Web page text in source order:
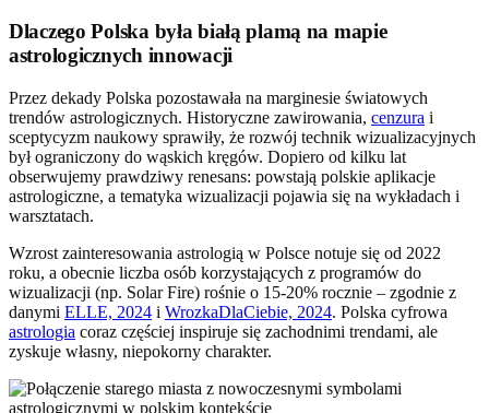
Dlaczego Polska była białą plamą na mapie
astrologicznych innowacji
Przez dekady Polska pozostawała na marginesie światowych
trendów astrologicznych. Historyczne zawirowania, cenzura i
sceptycyzm naukowy sprawiły, że rozwój technik wizualizacyjnych
był ograniczony do wąskich kręgów. Dopiero od kilku lat
obserwujemy prawdziwy renesans: powstają polskie aplikacje
astrologiczne, a tematyka wizualizacji pojawia się na wykładach i
warsztatach.
Wzrost zainteresowania astrologią w Polsce notuje się od 2022
roku, a obecnie liczba osób korzystających z programów do
wizualizacji (np. Solar Fire) rośnie o 15-20% rocznie – zgodnie z
danymi ELLE, 2024 i WrozkaDlaCiebie, 2024. Polska cyfrowa
astrologia coraz częściej inspiruje się zachodnimi trendami, ale
zyskuje własny, niepokorny charakter.